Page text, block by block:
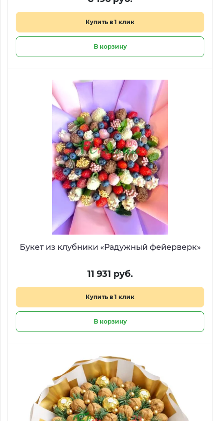
Купить в 1 клик
В корзину
Букет из клубники «Радужный фейерверк»
11 931 руб.
Купить в 1 клик
В корзину